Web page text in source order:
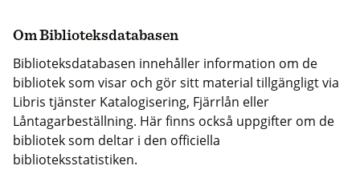
Om Biblioteksdatabasen
Biblioteksdatabasen innehåller information om de
bibliotek som visar och gör sitt material tillgängligt via
Libris tjänster Katalogisering, Fjärrlån eller
Låntagarbeställning. Här finns också uppgifter om de
bibliotek som deltar i den officiella
biblioteksstatistiken.